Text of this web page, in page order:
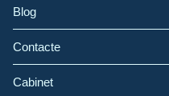
Blog
Contacte
Cabinet